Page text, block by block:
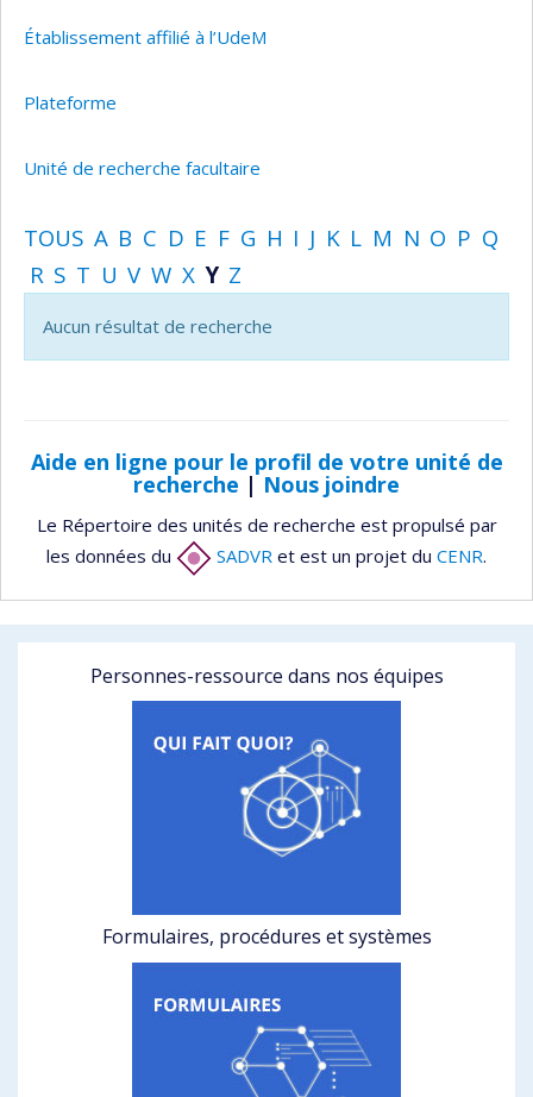
Établissement affilié à l’UdeM
Plateforme
Unité de recherche facultaire
TOUS A B C D E F G H I J K L M N O P Q
R S T U V W X Y Z
Aucun résultat de recherche
Aide en ligne pour le profil de votre unité de
recherche | Nous joindre
Le Répertoire des unités de recherche est propulsé par
les données du
SADVR et est un projet du CENR.
Personnes-ressource dans nos équipes
Formulaires, procédures et systèmes